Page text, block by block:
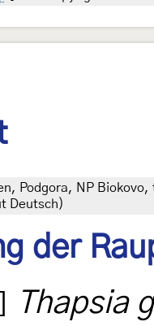
Podgora, NP
Deutsch)
der
Thapsia